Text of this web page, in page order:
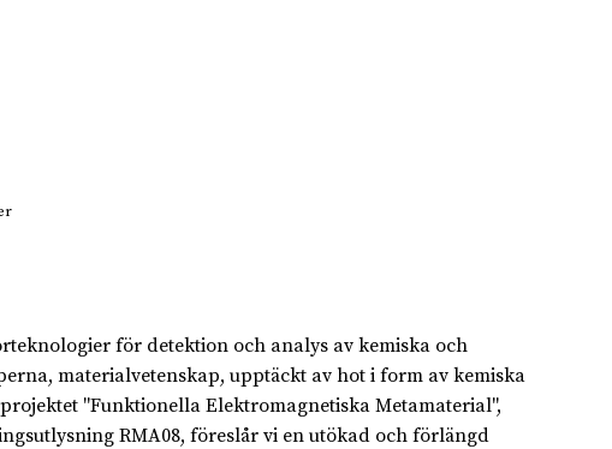
för detektion och analys av kemiska och
materialvetenskap, upptäckt av hot i form av kemiska
"Funktionella Elektromagnetiska Metamaterial",
RMA08, föreslår vi en utökad och förlängd